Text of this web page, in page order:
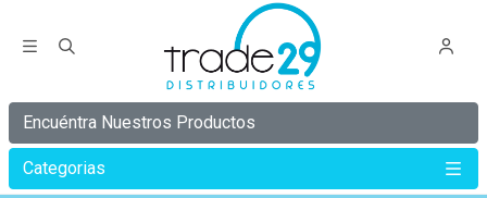
Encuéntra Nuestros Productos
Categorias
Inicio